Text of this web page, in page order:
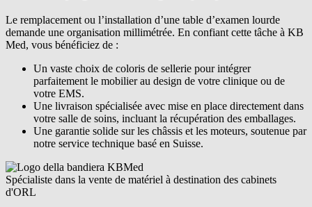
Le remplacement ou l’installation d’une table d’examen lourde
demande une organisation millimétrée. En confiant cette tâche à KB
Med, vous bénéficiez de :
Un vaste choix de coloris de sellerie pour intégrer
parfaitement le mobilier au design de votre clinique ou de
votre EMS.
Une livraison spécialisée avec mise en place directement dans
votre salle de soins, incluant la récupération des emballages.
Une garantie solide sur les châssis et les moteurs, soutenue par
notre service technique basé en Suisse.
Spécialiste dans la vente de matériel à destination des cabinets
d'ORL